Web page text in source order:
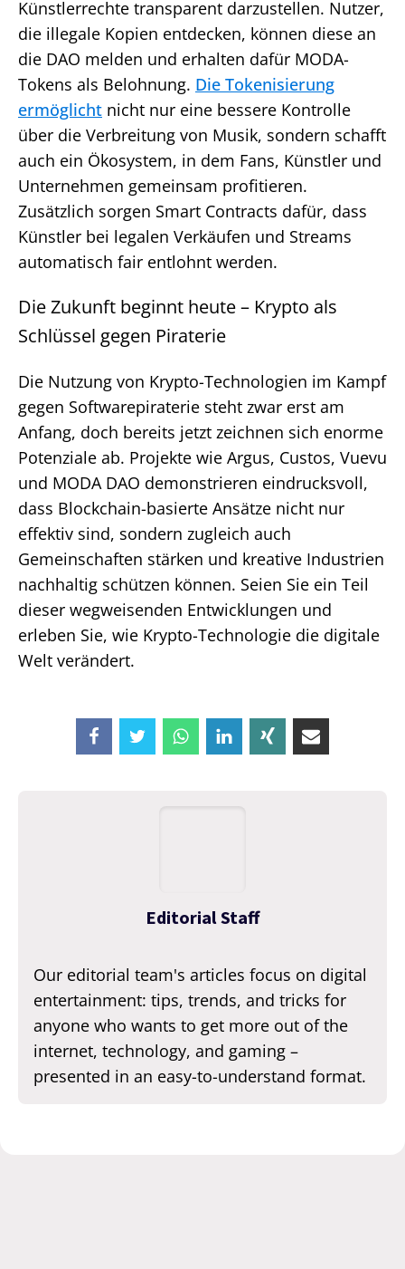
Künstlerrechte transparent darzustellen. Nutzer,
die illegale Kopien entdecken, können diese an
die DAO melden und erhalten dafür MODA-
Tokens als Belohnung. Die Tokenisierung
ermöglicht nicht nur eine bessere Kontrolle
über die Verbreitung von Musik, sondern schafft
auch ein Ökosystem, in dem Fans, Künstler und
Unternehmen gemeinsam profitieren.
Zusätzlich sorgen Smart Contracts dafür, dass
Künstler bei legalen Verkäufen und Streams
automatisch fair entlohnt werden.
Die Zukunft beginnt heute – Krypto als
Schlüssel gegen Piraterie
Die Nutzung von Krypto-Technologien im Kampf
gegen Softwarepiraterie steht zwar erst am
Anfang, doch bereits jetzt zeichnen sich enorme
Potenziale ab. Projekte wie Argus, Custos, Vuevu
und MODA DAO demonstrieren eindrucksvoll,
dass Blockchain-basierte Ansätze nicht nur
effektiv sind, sondern zugleich auch
Gemeinschaften stärken und kreative Industrien
nachhaltig schützen können. Seien Sie ein Teil
dieser wegweisenden Entwicklungen und
erleben Sie, wie Krypto-Technologie die digitale
Welt verändert.
Editorial Staff
Our editorial team's articles focus on digital
entertainment: tips, trends, and tricks for
anyone who wants to get more out of the
internet, technology, and gaming –
presented in an easy-to-understand format.